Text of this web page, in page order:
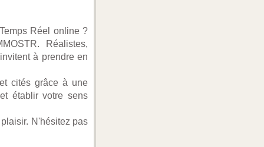
Réel online ?
Réalistes,
à prendre en
cités grâce à une
établir votre sens
N'hésitez pas